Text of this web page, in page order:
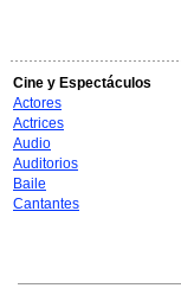
Cine y Espectáculos
Actores
Actrices
Audio
Auditorios
Baile
Cantantes